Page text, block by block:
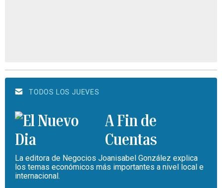
TODOS LOS JUEVES
A Fin de
Cuentas
La editora de Negocios Joanisabel González explica
los temas económicos más importantes a nivel local e
internacional.